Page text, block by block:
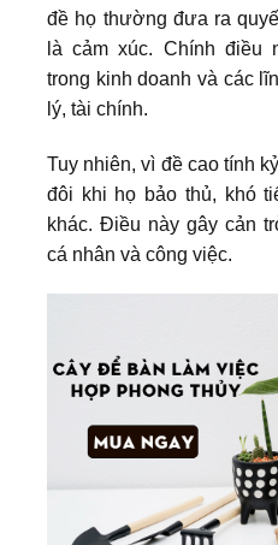
đề họ thường đưa ra
là cảm xúc. Chính điều
trong kinh doanh và các
lý, tài chính.
Tuy nhiên, vì đề cao tính
đôi khi họ bảo thủ, khó
khác. Điều này gây cản
cá nhân và công việc.